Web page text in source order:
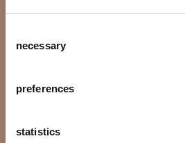
Selection
necessary
preferences
statistics
en speciale aanbiedingen!